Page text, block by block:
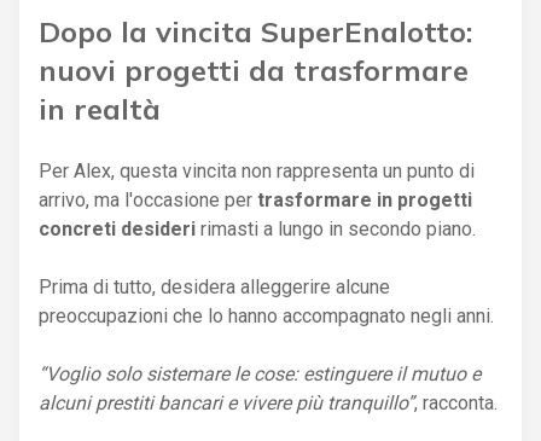
Dopo la vincita SuperEnalotto:
nuovi progetti da trasformare
in realtà
Per Alex, questa vincita non rappresenta un punto di
arrivo, ma l'occasione per trasformare in progetti
concreti desideri rimasti a lungo in secondo piano.
Prima di tutto, desidera alleggerire alcune
preoccupazioni che lo hanno accompagnato negli anni.
“Voglio solo sistemare le cose: estinguere il mutuo e
alcuni prestiti bancari e vivere più tranquillo”, racconta.